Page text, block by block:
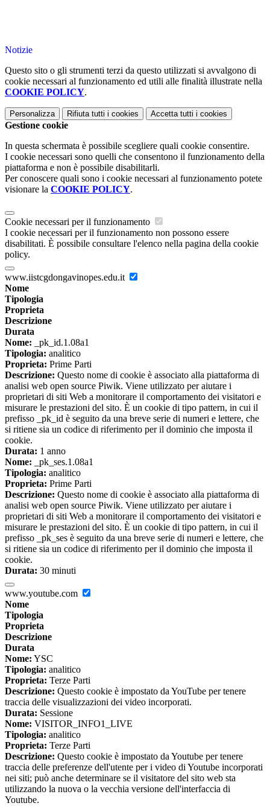
Notizie
Questo sito o gli strumenti terzi da questo utilizzati si avvalgono di
cookie necessari al funzionamento ed utili alle finalità illustrate nella
COOKIE POLICY.
Personalizza Rifiuta tutti i cookies Accetta tutti i cookies
Gestione cookie
In questa schermata è possibile scegliere quali cookie consentire.
I cookie necessari sono quelli che consentono il funzionamento della
piattaforma e non è possibile disabilitarli.
Per conoscere quali sono i cookie necessari al funzionamento potete
visionare la COOKIE POLICY.
Cookie necessari per il funzionamento
I cookie necessari per il funzionamento non possono essere
disabilitati. È possibile consultare l'elenco nella pagina della cookie
policy.
www.iistcgdongavinopes.edu.it
Nome
Tipologia
Proprieta
Descrizione
Durata
Nome: _pk_id.1.08a1
Tipologia: analitico
Proprieta: Prime Parti
Descrizione: Questo nome di cookie è associato alla piattaforma di
analisi web open source Piwik. Viene utilizzato per aiutare i
proprietari di siti Web a monitorare il comportamento dei visitatori e
misurare le prestazioni del sito. È un cookie di tipo pattern, in cui il
prefisso _pk_id è seguito da una breve serie di numeri e lettere, che
si ritiene sia un codice di riferimento per il dominio che imposta il
cookie.
Durata: 1 anno
Nome: _pk_ses.1.08a1
Tipologia: analitico
Proprieta: Prime Parti
Descrizione: Questo nome di cookie è associato alla piattaforma di
analisi web open source Piwik. Viene utilizzato per aiutare i
proprietari di siti Web a monitorare il comportamento dei visitatori e
misurare le prestazioni del sito. È un cookie di tipo pattern, in cui il
prefisso _pk_ses è seguito da una breve serie di numeri e lettere, che
si ritiene sia un codice di riferimento per il dominio che imposta il
cookie.
Durata: 30 minuti
www.youtube.com
Nome
Tipologia
Proprieta
Descrizione
Durata
Nome: YSC
Tipologia: analitico
Proprieta: Terze Parti
Descrizione: Questo cookie è impostato da YouTube per tenere
traccia delle visualizzazioni dei video incorporati.
Durata: Sessione
Nome: VISITOR_INFO1_LIVE
Tipologia: analitico
Proprieta: Terze Parti
Descrizione: Questo cookie è impostato da Youtube per tenere
traccia delle preferenze dell'utente per i video di Youtube incorporati
nei siti; può anche determinare se il visitatore del sito web sta
utilizzando la nuova o la vecchia versione dell'interfaccia di
Youtube.